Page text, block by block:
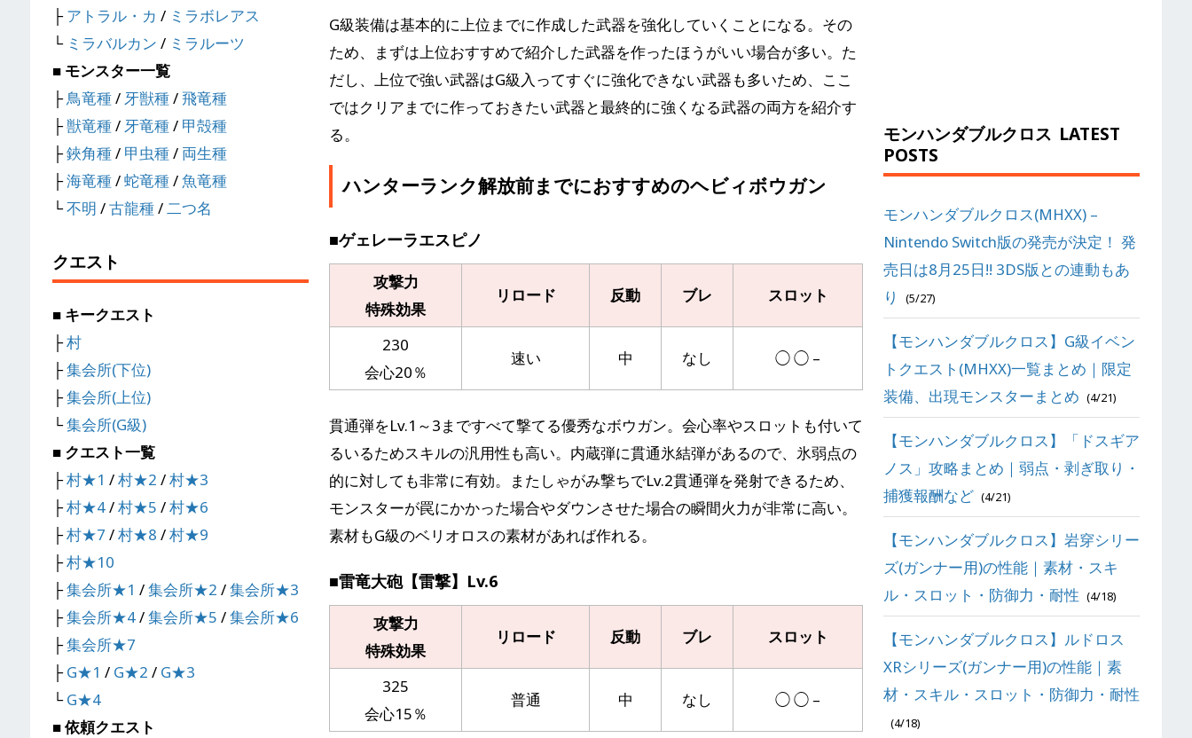
G級装備は基本的に上位までに作成した武器を強化していくことになる。その
ため、まずは上位おすすめで紹介した武器を作ったほうがいい場合が多い。た
だし、上位で強い武器はG級入ってすぐに強化できない武器も多いため、ここ
ではクリアまでに作っておきたい武器と最終的に強くなる武器の両方を紹介す
る。
ハンターランク解放前までにおすすめのヘビィボウガン
■ゲェレーラエスピノ
攻撃力
特殊効果
リロード 反動 ブレ スロット
230
会心20％
速い 中 なし ◯ ◯ –
貫通弾をLv.1～3まですべて撃てる優秀なボウガン。会心率やスロットも付いて
るいるためスキルの汎用性も高い。内蔵弾に貫通氷結弾があるので、氷弱点の
的に対しても非常に有効。またしゃがみ撃ちでLv.2貫通弾を発射できるため、
モンスターが罠にかかった場合やダウンさせた場合の瞬間火力が非常に高い。
素材もG級のベリオロスの素材があれば作れる。
■雷竜大砲【雷撃】Lv.6
攻撃力
特殊効果
リロード 反動 ブレ スロット
325
会心15％
普通 中 なし ◯ ◯ –
├アトラル・カ / ミラボレアス
└ ミラバルカン / ミラルーツ
■ モンスター一覧
├鳥竜種/ 牙獣種/飛竜種
├獣竜種/ 牙竜種/ 甲殻種
├鋏角種/ 甲虫種/ 両生種
├海竜種/蛇竜種/魚竜種
└不明 /古龍種/二つ名
クエスト
■ キークエスト
├村
├集会所(下位)
├集会所(上位)
└集会所(G級)
■ クエスト一覧
├村★1 /村★2 /村★3
├村★4/村★5 /村★6
├村★7 /村★8 /村★9
├村★10
├集会所★1 /集会所★2 /集会所★3
├集会所★4/集会所★5 /集会所★6
├集会所★7
├G★1 / G★2 / G★3
└G★4
■ 依頼クエスト
モンハンダブルクロス LATEST
POSTS
モンハンダブルクロス(MHXX) –
Nintendo Switch版の発売が決定！ 発
売日は8月25日!! 3DS版との連動もあ
り
(5/27)
【モンハンダブルクロス】G級イベン
トクエスト(MHXX)一覧まとめ｜限定
装備、出現モンスターまとめ (4/21)
【モンハンダブルクロス】「ドスギア
ノス」攻略まとめ｜弱点・剥ぎ取り・
捕獲報酬など (4/21)
【モンハンダブルクロス】岩穿シリー
ズ(ガンナー用)の性能｜素材・スキ
ル・スロット・防御力・耐性 (4/18)
【モンハンダブルクロス】ルドロス
XRシリーズ(ガンナー用)の性能｜素
材・スキル・スロット・防御力・耐性
(4/18)